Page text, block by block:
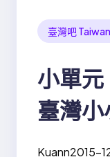
臺灣吧
小單
臺灣
Kuann2015-